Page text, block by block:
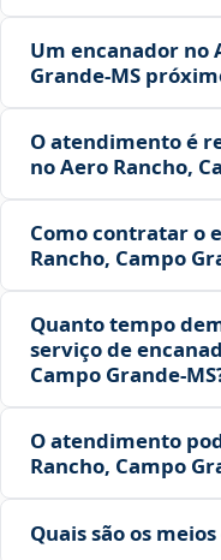
Um encanador no
Grande‑MS
O atendimento é
no Aero Rancho,
Como contratar o
Rancho, Campo
Quanto tempo
serviço de
Campo
O atendimento
Rancho, Campo
Quais são os